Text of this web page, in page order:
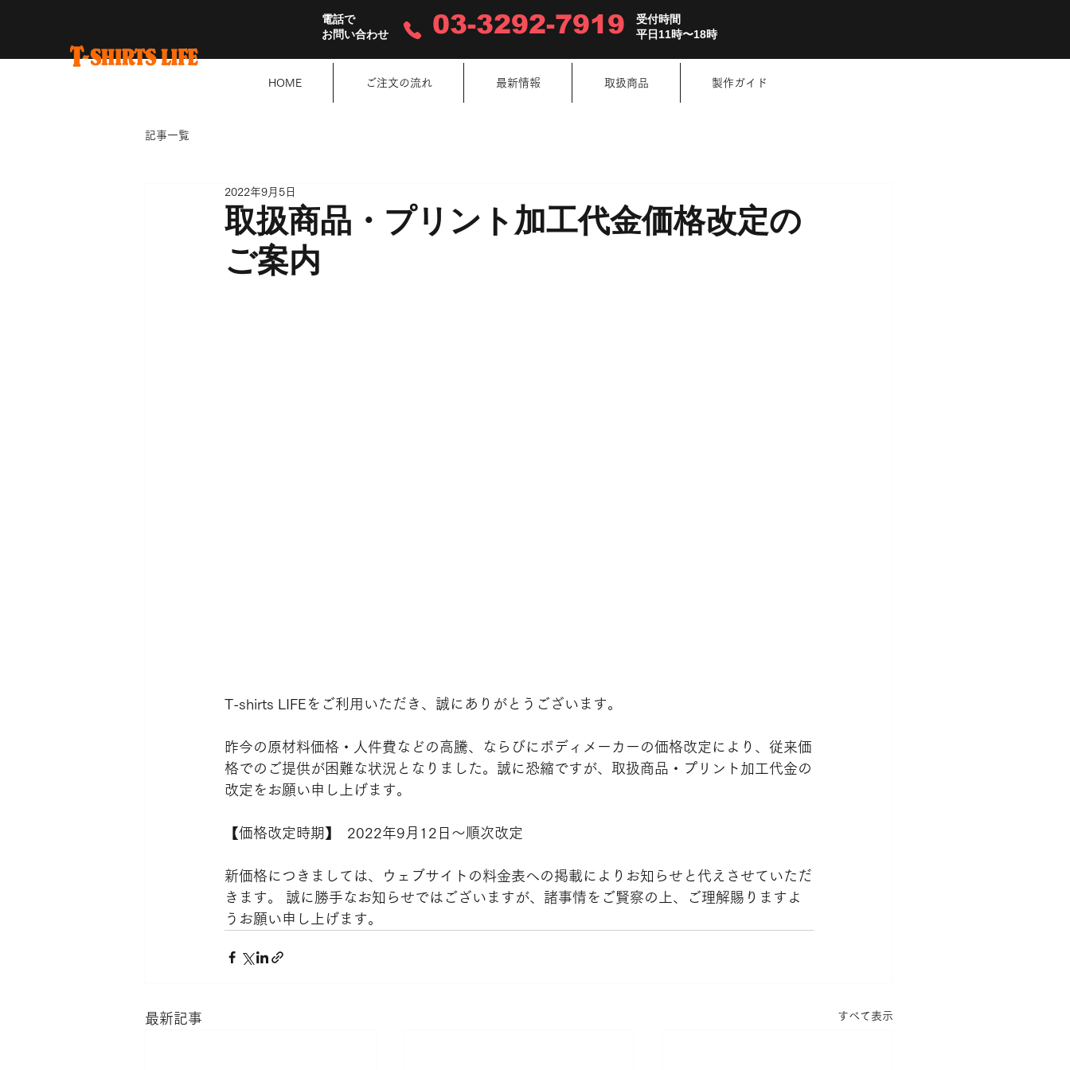
電話で
お問い合わせ
03-3292-7919
受付時間
平日11時〜18時
HOME ご注文の流れ 最新情報 取扱商品 製作ガイド
記事一覧
取扱商品・プリント加工代金価格改定の
ご案内
2022年9月5日
T-shirts LIFEをご利用いただき、誠にありがとうございます。
昨今の原材料価格・人件費などの高騰、ならびにボディメーカーの価格改定により、従来価
格でのご提供が困難な状況となりました。誠に恐縮ですが、取扱商品・プリント加工代金の
改定をお願い申し上げます。
【価格改定時期】  2022年9月12日〜順次改定
新価格につきましては、ウェブサイトの料金表への掲載によりお知らせと代えさせていただ
きます。 誠に勝手なお知らせではございますが、諸事情をご賢察の上、ご理解賜りますよ
うお願い申し上げます。
最新記事 すべて表示